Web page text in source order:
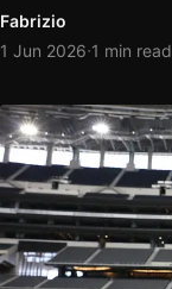
Fabrizio
1 Jun 2026·1 min read